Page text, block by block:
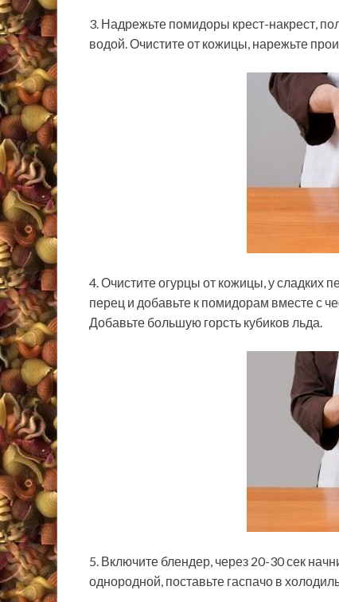
3. Надрежьте помидоры крест-накрест,
водой. Очистите от кожицы, нарежьте
4. Очистите огурцы от кожицы, у сладких
перец и добавьте к помидорам вместе с
Добавьте большую горсть кубиков льда.
5. Включите блендер, через 20-30 сек
однородной, поставьте гаспачо в